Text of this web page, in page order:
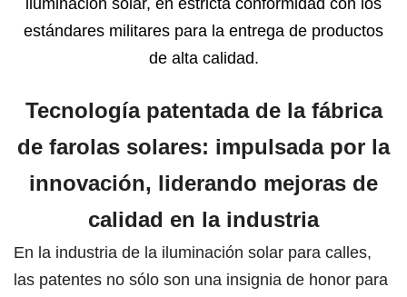
العربية
中文
iluminación solar, en estricta conformidad con los
estándares militares para la entrega de productos
de alta calidad.
Tecnología patentada de la fábrica
de farolas solares: impulsada por la
innovación, liderando mejoras de
calidad en la industria
En la industria de la iluminación solar para calles,
las patentes no sólo son una insignia de honor para